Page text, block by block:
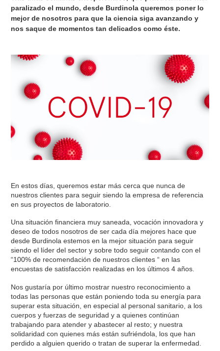
paralizado el mundo, desde Burdinola queremos poner lo
mejor de nosotros para que la ciencia siga avanzando y
nos saque de momentos tan delicados como éste.
En estos días, queremos estar más cerca que nunca de
nuestros clientes para seguir siendo la empresa de referencia
en sus proyectos de laboratorio.
Una situación financiera muy saneada, vocación innovadora y
deseo de todos nosotros de ser cada día mejores hace que
desde Burdinola estemos en la mejor situación para seguir
siendo el líder del sector y sobre todo seguir contando con el
“100% de recomendación de nuestros clientes “ en las
encuestas de satisfacción realizadas en los últimos 4 años.
Nos gustaría por último mostrar nuestro reconocimiento a
todas las personas que están poniendo toda su energía para
superar esta situación, en especial al personal sanitario, a los
cuerpos y fuerzas de seguridad y a quienes continúan
trabajando para atender y abastecer al resto; y nuestra
solidaridad con quienes más están sufriéndola, los que han
perdido a alguien querido o tratan de superar la enfermedad.